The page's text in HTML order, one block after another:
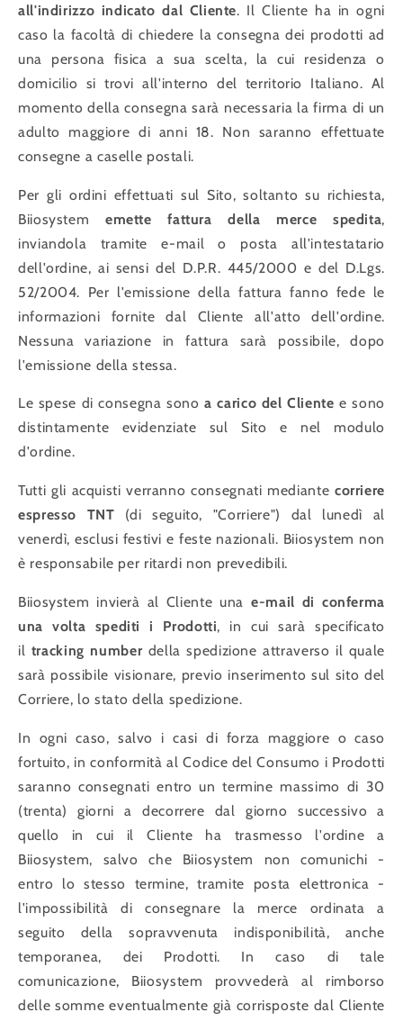
all'indirizzo indicato dal Cliente. Il Cliente ha in ogni
caso la facoltà di chiedere la consegna dei prodotti ad
una persona fisica a sua scelta, la cui residenza o
domicilio si trovi all'interno del territorio Italiano. Al
momento della consegna sarà necessaria la firma di un
adulto maggiore di anni 18. Non saranno effettuate
consegne a caselle postali.
Per gli ordini effettuati sul Sito, soltanto su richiesta,
Biiosystem emette fattura della merce spedita,
inviandola tramite e-mail o posta all'intestatario
dell'ordine, ai sensi del D.P.R. 445/2000 e del D.Lgs.
52/2004. Per l'emissione della fattura fanno fede le
informazioni fornite dal Cliente all'atto dell'ordine.
Nessuna variazione in fattura sarà possibile, dopo
l'emissione della stessa.
Le spese di consegna sonoa carico del Cliente e sono
distintamente evidenziate sul Sito e nel modulo
d'ordine.
Tutti gli acquisti verranno consegnati mediante corriere
espresso TNT (di seguito, "Corriere") dal lunedì al
venerdì, esclusi festivi e feste nazionali. Biiosystem non
è responsabile per ritardi non prevedibili.
Biiosystem invierà al Cliente unae-mail di conferma
una volta spediti i Prodotti, in cui sarà specificato
il tracking numberdella spedizione attraverso il quale
sarà possibile visionare, previo inserimento sul sito del
Corriere, lo stato della spedizione.
In ogni caso, salvo i casi di forza maggiore o caso
fortuito, in conformità al Codice del Consumo i Prodotti
saranno consegnati entro un termine massimo di 30
(trenta) giorni a decorrere dal giorno successivo a
quello in cui il Cliente ha trasmesso l'ordine a
Biiosystem, salvo che Biiosystem non comunichi -
entro lo stesso termine, tramite posta elettronica -
l'impossibilità di consegnare la merce ordinata a
seguito della sopravvenuta indisponibilità, anche
temporanea, dei Prodotti. In caso di tale
comunicazione, Biiosystem provvederà al rimborso
delle somme eventualmente già corrisposte dal Cliente